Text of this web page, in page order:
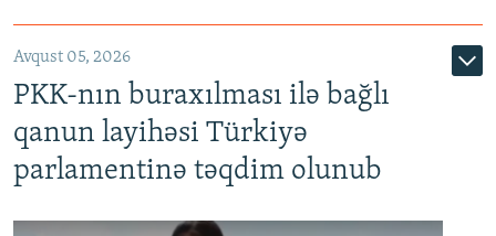
Avqust 05, 2026
PKK-nın buraxılması ilə bağlı
qanun layihəsi Türkiyə
parlamentinə təqdim olunub